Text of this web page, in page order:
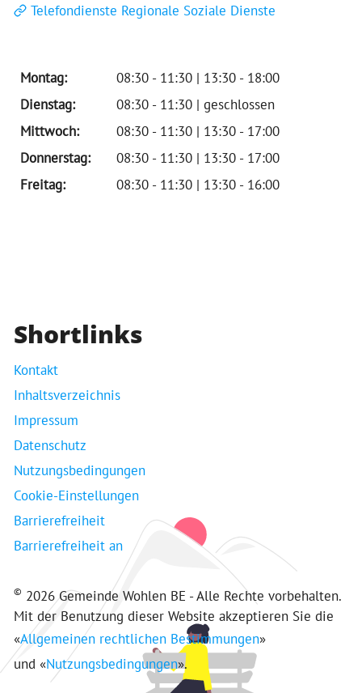
Telefondienste Regionale Soziale Dienste
Montag:
08:30 - 11:30 | 13:30 - 18:00
Dienstag:
08:30 - 11:30 | geschlossen
Mittwoch:
08:30 - 11:30 | 13:30 - 17:00
Donnerstag:
08:30 - 11:30 | 13:30 - 17:00
Freitag:
08:30 - 11:30 | 13:30 - 16:00
Shortlinks
Kontakt
Inhaltsverzeichnis
Impressum
Datenschutz
Nutzungsbedingungen
Cookie-Einstellungen
Barrierefreiheit
Barrierefreiheit an
© 2026 Gemeinde Wohlen BE - Alle Rechte vorbehalten.
Mit der Benutzung dieser Website akzeptieren Sie die
«Allgemeinen rechtlichen Bestimmungen»
und «Nutzungsbedingungen».